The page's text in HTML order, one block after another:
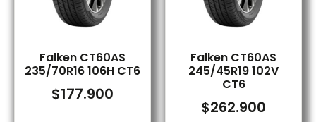
Falken CT60AS
235/70R16 106H CT6
$177.900
Falken CT60AS
245/45R19 102V
CT6
$262.900